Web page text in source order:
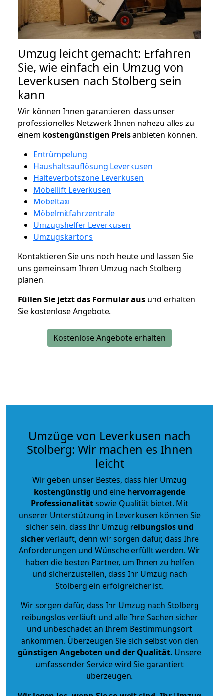
Umzug leicht gemacht: Erfahren
Sie, wie einfach ein Umzug von
Leverkusen nach Stolberg sein
kann
Wir können Ihnen garantieren, dass unser
professionelles Netzwerk Ihnen nahezu alles zu
einem kostengünstigen Preisanbieten können.
Entrümpelung
Haushaltsauflösung Leverkusen
Halteverbotszone Leverkusen
Möbellift Leverkusen
Möbeltaxi
Möbelmitfahrzentrale
Umzugshelfer Leverkusen
Umzugskartons
Kontaktieren Sie uns noch heute und lassen Sie
uns gemeinsam Ihren Umzug nach Stolberg
planen!
Füllen Sie jetzt das Formular aus und erhalten
Sie kostenlose Angebote.
Kostenlose Angebote erhalten
Umzüge von Leverkusen nach
Stolberg: Wir machen es Ihnen
leicht
Wir geben unser Bestes, dass hier Umzug
kostengünstig und eine hervorragende
Professionalitätsowie Qualität bietet. Mit
unserer Unterstützung in Leverkusen können Sie
sicher sein, dass Ihr Umzug reibungslos und
sicherverläuft, denn wir sorgen dafür, dass Ihre
Anforderungen und Wünsche erfüllt werden. Wir
haben die besten Partner, um Ihnen zu helfen
und sicherzustellen, dass Ihr Umzug nach
Stolberg ein erfolgreicher ist.
Wir sorgen dafür, dass Ihr Umzug nach Stolberg
reibungslos verläuft und alle Ihre Sachen sicher
und unbeschadet an Ihrem Bestimmungsort
ankommen. Überzeugen Sie sich selbst von den
günstigen Angeboten und der Qualität. Unsere
umfassender Service wird Sie garantiert
überzeugen.